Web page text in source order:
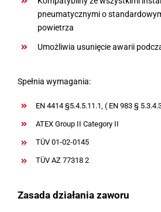
pneumatycznymi o
powietrza
Umożliwia usunięcie awarii
Spełnia wymagania:
EN 4414 §5.4.5.11.1, ( EN 983 §
ATEX Group II Category II
TÜV 01-02-0145
TÜV AZ 77318 2
Zasada działania zaworu